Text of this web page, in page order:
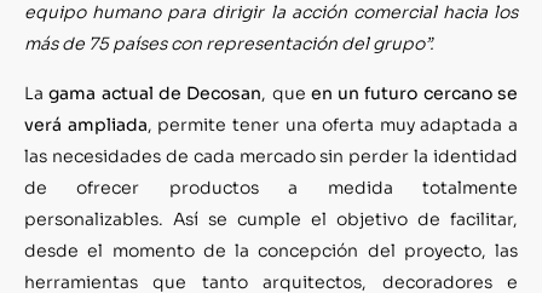
equipo humano para dirigir la acción comercial hacia los
más de 75 países con representación del grupo”.
Lagama actual de Decosan, que en un futuro cercano se
verá ampliada, permite tener una oferta muy adaptada a
las necesidades de cada mercado sin perder la identidad
de ofrecer productos a medida totalmente
personalizables. Así se cumple el objetivo de facilitar,
desde el momento de la concepción del proyecto, las
herramientas que tanto arquitectos, decoradores e